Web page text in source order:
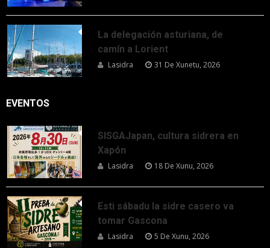
La delegación asturiana, de
camín a Lorient
Lasidra 31 De Xunetu, 2026
EVENTOS
SISGAJapan, cultura sidrera en
Xapón
Lasidra 18 De Xunu, 2026
Esti sábadu la sidre casero va
tomar Gascona
Lasidra 5 De Xunu, 2026